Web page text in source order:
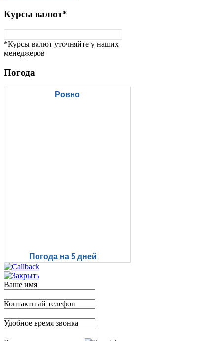
Курсы валют*
*Курсы валют уточняйте у наших
менеджеров
Погода
Ровно
Погода на 5 дней
Ваше имя
Контактный телефон
Удобное время звонка